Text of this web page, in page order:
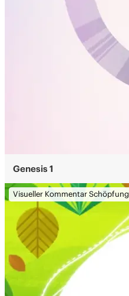
Genesis 1
Visueller Kommentar Schöpfung